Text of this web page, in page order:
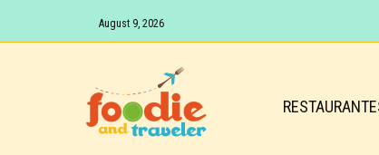
August 9, 2026